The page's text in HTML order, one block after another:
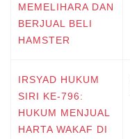
MEMELIHARA DAN
BERJUAL BELI
HAMSTER
IRSYAD HUKUM
SIRI KE-796:
HUKUM MENJUAL
HARTA WAKAF DI